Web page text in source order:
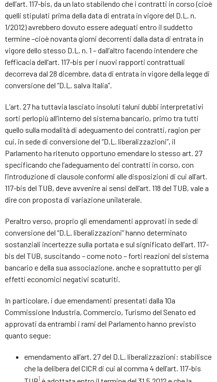
dell’art. 117-bis, da un lato stabilendo che i contratti in corso (cioè
quelli stipulati prima della data di entrata in vigore del D.L. n.
1/2012) avrebbero dovuto essere adeguati entro il suddetto
termine –cioè novanta giorni decorrenti dalla data di entrata in
vigore dello stesso D.L. n. 1 – dall’altro facendo intendere che
l’efficacia dell’art. 117-bis per i nuovi rapporti contrattuali
decorreva dal 28 dicembre, data di entrata in vigore della legge di
conversione del “D.L. salva Italia”.
L’art. 27 ha tuttavia lasciato insoluti taluni dubbi interpretativi
sorti perlopiù all’interno del sistema bancario, primo tra tutti
quello sulla modalità di adeguamento dei contratti, ragion per
cui, in sede di conversione del “D.L. liberalizzazioni”, il
Parlamento ha ritenuto opportuno emendare lo stesso art. 27
specificando che l’adeguamento dei contratti in corso, con
l’introduzione di clausole conformi alle disposizioni di cui all’art.
117-bis del TUB, deve avvenire ai sensi dell’art. 118 del TUB, vale a
dire con proposta di variazione unilaterale.
Peraltro verso, proprio gli emendamenti approvati in sede di
conversione del “D.L. liberalizzazioni” hanno determinato
sostanziali incertezze sulla portata e sul significato dell’art. 117-
bis del TUB, suscitando – come noto – forti reazioni del sistema
bancario e della sua associazione, anche e soprattutto per gli
effetti economici negativi scaturiti.
In particolare, i due emendamenti presentati dalla 10a
Commissione Industria, Commercio, Turismo del Senato ed
approvati da entrambi i rami del Parlamento hanno previsto
quanto segue:
emendamento all’art. 27 del D.L. liberalizzazioni: stabilisce
che la delibera del CICR di cui al comma 4 dell’art. 117-bis
1